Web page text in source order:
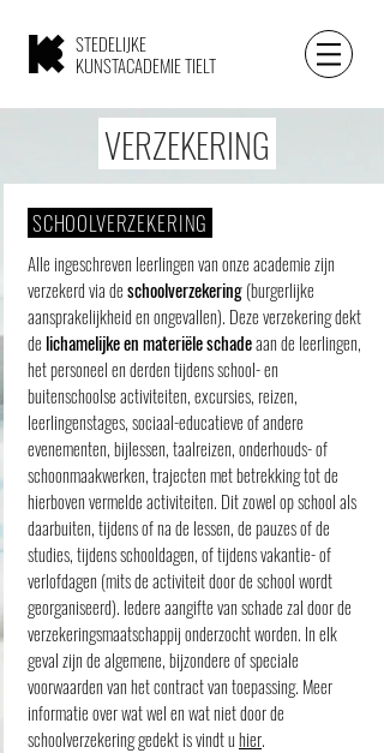
STEDELIJKE
KUNSTACADEMIE TIELT
VERZEKERING
SCHOOLVERZEKERING
Alle ingeschreven leerlingen van onze academie zijn
verzekerd via deschoolverzekering(burgerlijke
aansprakelijkheid en ongevallen). Deze verzekering dekt
de lichamelijke en materiële schadeaan de leerlingen,
het personeel en derden tijdens school- en
buitenschoolse activiteiten, excursies, reizen,
leerlingenstages, sociaal-educatieve of andere
evenementen, bijlessen, taalreizen, onderhouds- of
schoonmaakwerken, trajecten met betrekking tot de
hierboven vermelde activiteiten. Dit zowel op school als
daarbuiten, tijdens of na de lessen, de pauzes of de
studies, tijdens schooldagen, of tijdens vakantie- of
verlofdagen (mits de activiteit door de school wordt
georganiseerd). Iedere aangifte van schade zal door de
verzekeringsmaatschappij onderzocht worden. In elk
geval zijn de algemene, bijzondere of speciale
voorwaarden van het contract van toepassing. Meer
informatie over wat wel en wat niet door de
schoolverzekering gedekt is vindt uhier.